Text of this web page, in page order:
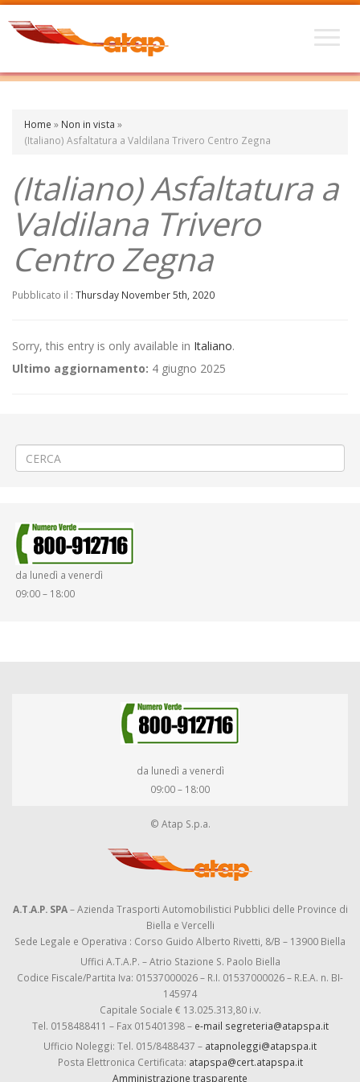
Home » Non in vista »
(Italiano) Asfaltatura a Valdilana Trivero Centro Zegna
(Italiano) Asfaltatura a
Valdilana Trivero
Centro Zegna
Pubblicato il : Thursday November 5th, 2020
Sorry, this entry is only available in Italiano.
Ultimo aggiornamento: 4 giugno 2025
da lunedì a venerdì
09:00 – 18:00
da lunedì a venerdì
09:00 – 18:00
© Atap S.p.a.
A.T.A.P. SPA– Azienda Trasporti Automobilistici Pubblici delle Province di
Biella e Vercelli
Sede Legale e Operativa : Corso Guido Alberto Rivetti, 8/B – 13900 Biella
Uffici A.T.A.P. – Atrio Stazione S. Paolo Biella
Codice Fiscale/Partita Iva: 01537000026 – R.I. 01537000026 – R.E.A. n. BI-
145974
Capitale Sociale € 13.025.313,80 i.v.
Tel. 0158488411 – Fax 015401398 – e-mail segreteria@atapspa.it
Ufficio Noleggi: Tel. 015/8488437 – atapnoleggi@atapspa.it
Posta Elettronica Certificata: atapspa@cert.atapspa.it
Amministrazione trasparente